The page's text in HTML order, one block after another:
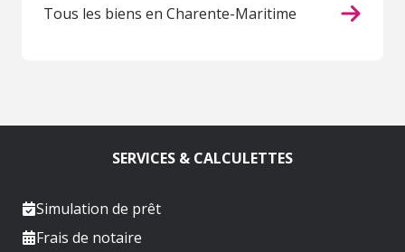
Tous les biens en Charente-Maritime
SERVICES & CALCULETTES
Simulation de prêt
Frais de notaire